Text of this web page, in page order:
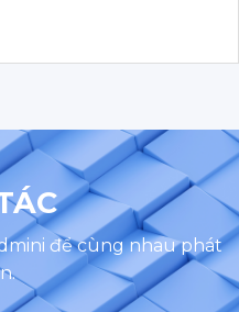
để cùng nhau phát